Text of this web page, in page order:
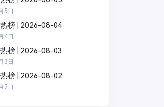
5日
热榜 | 2026-08-04
4日
榜 | 2026-08-03
3日
榜 | 2026-08-02
2日